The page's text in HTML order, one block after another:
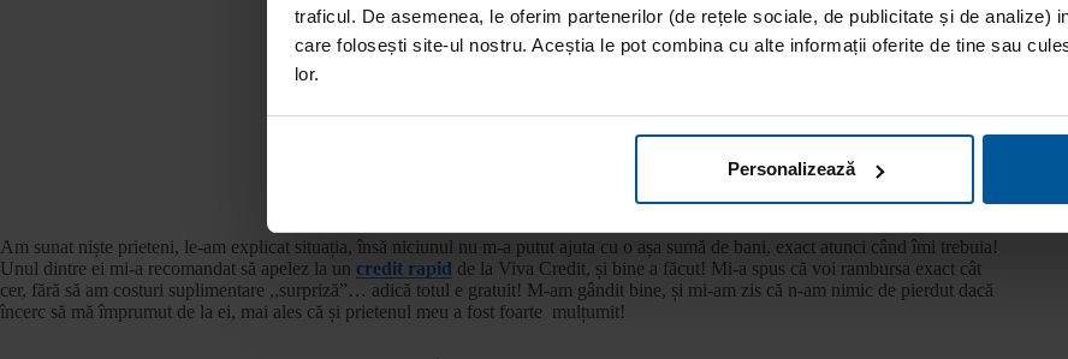
traficul. De asemenea, le oferim partenerilor (de rețele sociale, de publicitate și de analize)
care folosești site-ul nostru. Aceștia le pot combina cu alte informații oferite de tine sau
lor.
Personalizează
Am sunat niște prieteni, le-am explicat situația, însă niciunul nu m-a putut ajuta cu o așa sumă de bani, exact atunci când îmi trebuia!
Unul dintre ei mi-a recomandat să apelez la un credit rapid de la Viva Credit, și bine a făcut! Mi-a spus că voi rambursa exact cât
cer, fără să am costuri suplimentare ,,surpriză”… adică totul e gratuit! M-am gândit bine, și mi-am zis că n-am nimic de pierdut dacă
încerc să mă împrumut de la ei, mai ales că și prietenul meu a fost foarte mulțumit!